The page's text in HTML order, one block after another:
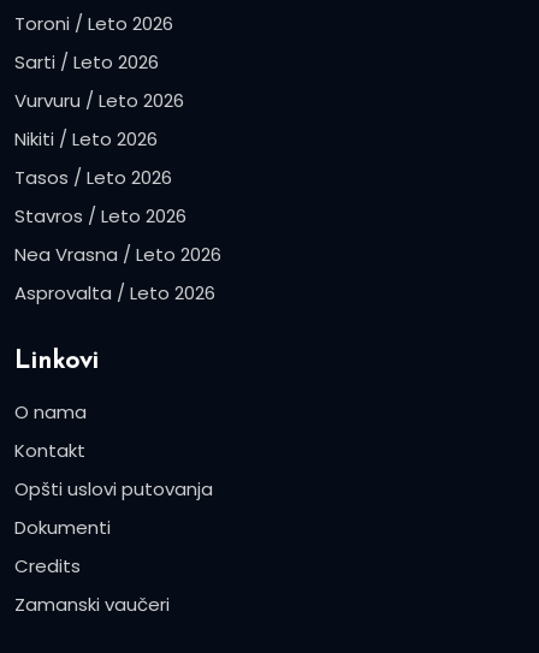
Toroni / Leto 2026
Sarti / Leto 2026
Vurvuru / Leto 2026
Nikiti / Leto 2026
Tasos / Leto 2026
Stavros / Leto 2026
Nea Vrasna / Leto 2026
Asprovalta / Leto 2026
Linkovi
O nama
Kontakt
Opšti uslovi putovanja
Dokumenti
Credits
Zamanski vaučeri